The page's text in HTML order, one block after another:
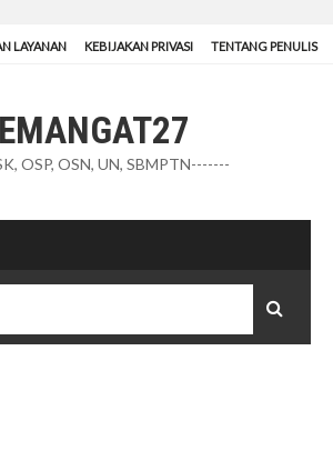
LAYANAN KEBIJAKAN PRIVASI TENTANG PENULIS
OSP, OSN, UN, SBMPTN-------